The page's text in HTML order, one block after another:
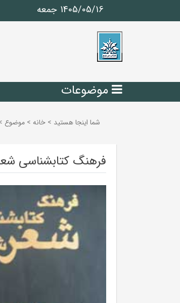
1405/05/16 جمعه
موضوعات
شما اینجا هستید > خانه > موضوع
فرهنگ کتابشناسی شعر